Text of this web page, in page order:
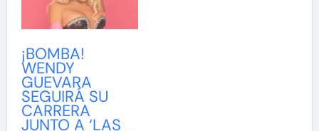
¡BOMBA!
WENDY
GUEVARA
SEGUIRÁ SU
CARRERA
JUNTO A ‘LAS